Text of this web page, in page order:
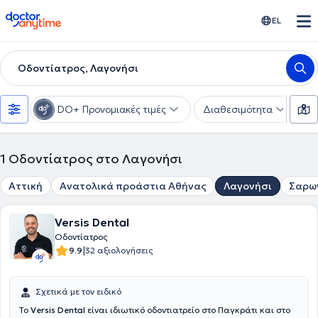
doctoranytime EL
Οδοντίατρος, Λαγονήσι
DO+ Προνομιακές τιμές Διαθεσιμότητα
1 Οδοντίατρος στο Λαγονήσι
Αττική Ανατολικά προάστια Αθήνας Λαγονήσι
Versis Dental
Οδοντίατρος
9.9|32 αξιολογήσεις
Σχετικά με τον ειδικό
Το Versis Dental είναι ιδιωτικό οδοντιατρείο στο Παγκράτι και στο